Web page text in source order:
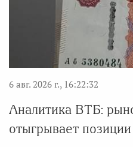
6 авг. 2026 г., 16:22:32
Аналитика ВТБ:
отыгрывает позиции